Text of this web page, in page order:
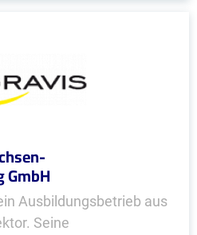
Ausbildungsbetrieb aus
Seine